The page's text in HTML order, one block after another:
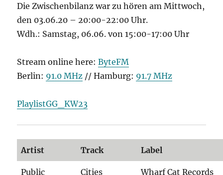
Die Zwischenbilanz war zu hören am Mittwoch,
den 03.06.20 – 20:00-22:00 Uhr.
Wdh.: Samstag, 06.06. von 15:00-17:00 Uhr
Stream online here:ByteFM
Berlin: 91.0 MHz // Hamburg: 91.7 MHz
PlaylistGG_KW23
Artist Track Label
Public
Cities Wharf Cat Records